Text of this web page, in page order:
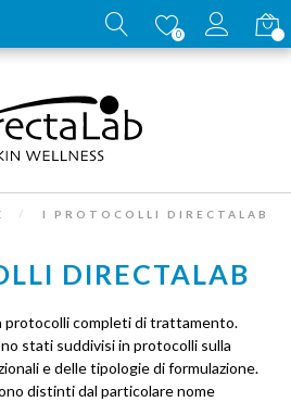
0
I PROTOCOLLI DIRECTALAB
DIRECTALAB
protocolli completi di trattamento.
stati suddivisi in protocolli sulla
e delle tipologie di formulazione.
distinti dal particolare nome